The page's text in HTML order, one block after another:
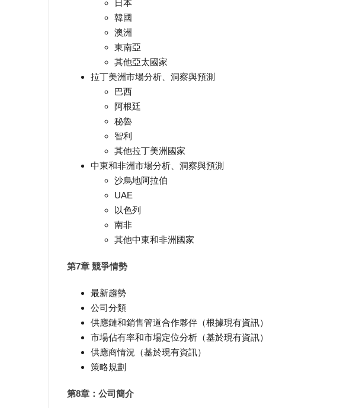
日本
韓國
澳洲
東南亞
其他亞太國家
拉丁美洲市場分析、洞察與預測
巴西
阿根廷
秘魯
智利
其他拉丁美洲國家
中東和非洲市場分析、洞察與預測
沙烏地阿拉伯
UAE
以色列
南非
其他中東和非洲國家
第7章 競爭情勢
最新趨勢
公司分類
供應鏈和銷售管道合作夥伴（根據現有資訊）
市場佔有率和市場定位分析（基於現有資訊）
供應商情況（基於現有資訊）
策略規劃
第8章：公司簡介